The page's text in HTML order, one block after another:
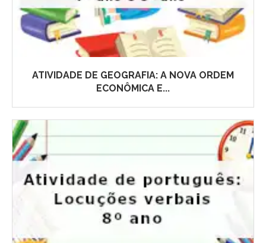
ATIVIDADE DE GEOGRAFIA: A NOVA ORDEM
ECONÔMICA E...